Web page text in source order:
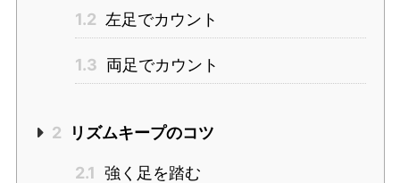
1.2 左足でカウント
1.3 両足でカウント
2 リズムキープのコツ
2.1 強く足を踏む